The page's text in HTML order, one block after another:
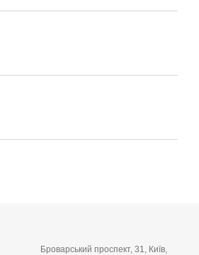
Броварський проспект, 31, Київ,